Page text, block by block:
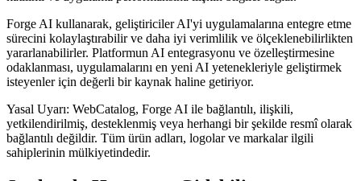
Forge AI kullanarak, geliştiriciler AI'yi uygulamalarına entegre etme
sürecini kolaylaştırabilir ve daha iyi verimlilik ve ölçeklenebilirlikten
yararlanabilirler. Platformun AI entegrasyonu ve özelleştirmesine
odaklanması, uygulamalarını en yeni AI yetenekleriyle geliştirmek
isteyenler için değerli bir kaynak haline getiriyor.
Yasal Uyarı: WebCatalog, Forge AI ile bağlantılı, ilişkili,
yetkilendirilmiş, desteklenmiş veya herhangi bir şekilde resmî olarak
bağlantılı değildir. Tüm ürün adları, logolar ve markalar ilgili
sahiplerinin mülkiyetindedir.